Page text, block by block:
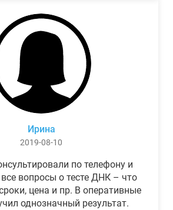
Ирина
2019-08-10
по телефону и
вопросы о тесте ДНК – что
цена и пр. В оперативные
однозначный результат.